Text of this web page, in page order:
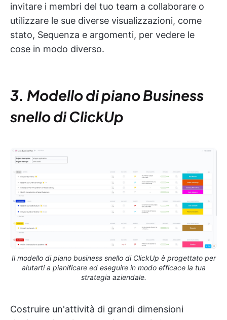
invitare i membri del tuo team a collaborare o
utilizzare le sue diverse visualizzazioni, come
stato, Sequenza e argomenti, per vedere le
cose in modo diverso.
3. Modello di piano Business
snello di ClickUp
Il modello di piano business snello di ClickUp è progettato per
aiutarti a pianificare ed eseguire in modo efficace la tua
strategia aziendale.
Costruire un'attività di grandi dimensioni